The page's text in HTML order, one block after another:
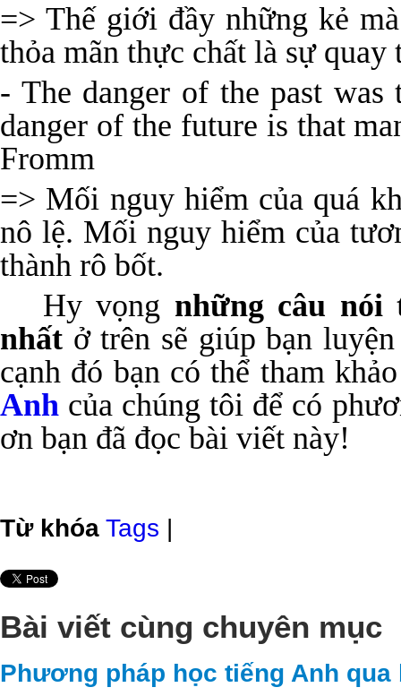
=> Thế giới đầy những kẻ
thỏa mãn thực chất là sự
- The danger of the past was
danger of the future is that
Fromm
=> Mối nguy hiểm của quá
nô lệ. Mối nguy hiểm của
thành rô bốt.
Hy vọng những câu nói
nhất ở trên sẽ giúp bạn
cạnh đó bạn có thể tham
Anh của chúng tôi để có
ơn bạn đã đọc bài viết này!
Từ khóa Tags |
Bài viết cùng chuyên mục
Phương pháp học tiếng Anh qua